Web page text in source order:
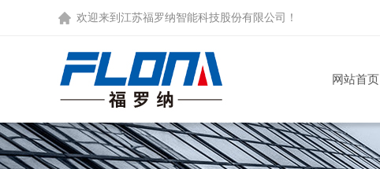
欢迎来到 江苏福罗纳智能科技股份有限公司 ！
网站首页